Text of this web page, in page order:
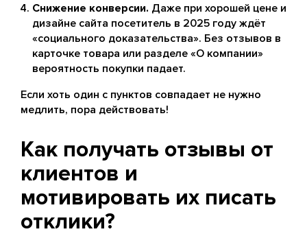
Снижение конверсии. Даже при хорошей цене и
дизайне сайта посетитель в 2025 году ждёт
«социального доказательства». Без отзывов в
карточке товара или разделе «О компании»
вероятность покупки падает.
Если хоть один с пунктов совпадает не нужно
медлить, пора действовать!
Как получать отзывы от
клиентов и
мотивировать их писать
отклики?